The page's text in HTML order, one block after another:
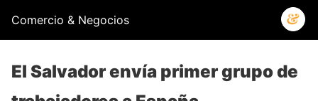
Comercio & Negocios
El Salvador envía primer grupo de